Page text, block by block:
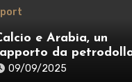
e Arabia, un
da
09/09/2025